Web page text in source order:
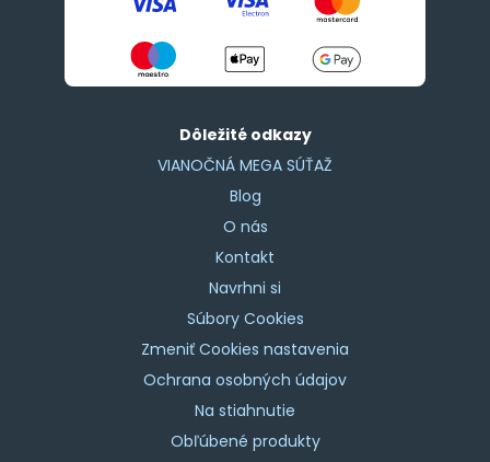
Dôležité odkazy
VIANOČNÁ MEGA SÚŤAŽ
Blog
O nás
Kontakt
Navrhni si
Súbory Cookies
Zmeniť Cookies nastavenia
Ochrana osobných údajov
Na stiahnutie
Obľúbené produkty